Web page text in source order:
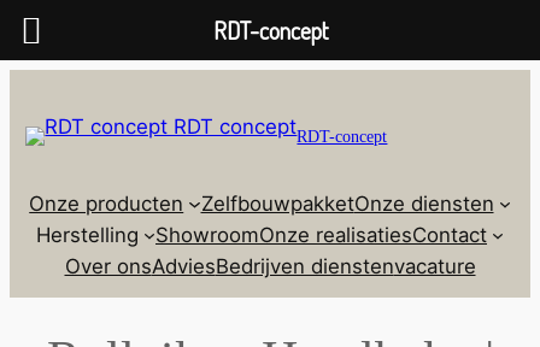
RDT-concept
Onze producten ZelfbouwpakketOnze diensten
Herstelling
ShowroomOnze realisatiesContact
Over onsAdviesBedrijven dienstenvacature
RDT-concept